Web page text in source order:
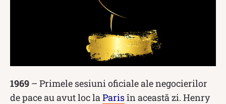
1969 – Primele sesiuni oficiale ale negocierilor
de pace au avut loc la Parisîn această zi. Henry